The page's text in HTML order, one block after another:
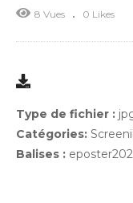
8 Vues
0 Likes
Type de fichier :
Catégories:
Balises :